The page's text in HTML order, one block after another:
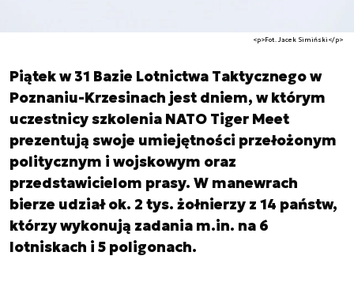
<p>Fot. Jacek Simiński</p>
Piątek w 31 Bazie Lotnictwa Taktycznego w
Poznaniu-Krzesinach jest dniem, w którym
uczestnicy szkolenia NATO Tiger Meet
prezentują swoje umiejętności przełożonym
politycznym i wojskowym oraz
przedstawicielom prasy. W manewrach
bierze udział ok. 2 tys. żołnierzy z 14 państw,
którzy wykonują zadania m.in. na 6
lotniskach i 5 poligonach.